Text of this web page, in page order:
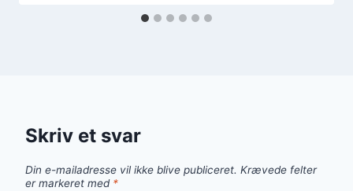
Skriv et svar
Din e-mailadresse vil ikke blive publiceret. Krævede felter
er markeret med *